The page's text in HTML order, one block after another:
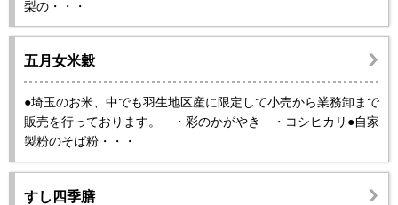
梨の・・・
五月女米穀
●埼玉のお米、中でも羽生地区産に限定して小売から業務卸まで
販売を行っております。 ・彩のかがやき ・コシヒカリ●自家
製粉のそば粉・・・
すし四季膳